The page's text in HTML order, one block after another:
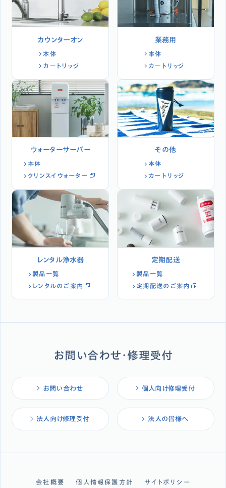
カウンターオン
本体
カートリッジ
業務用
本体
カートリッジ
ウォーターサーバー
本体
クリンスイウォーター
その他
本体
カートリッジ
レンタル浄水器
製品一覧
レンタルのご案内
定期配送
製品一覧
定期配送のご案内
お問い合わせ・修理受付
お問い合わせ 個人向け修理受付
法人向け修理受付 法人の皆様へ
会社概要 個人情報保護方針 サイトポリシー